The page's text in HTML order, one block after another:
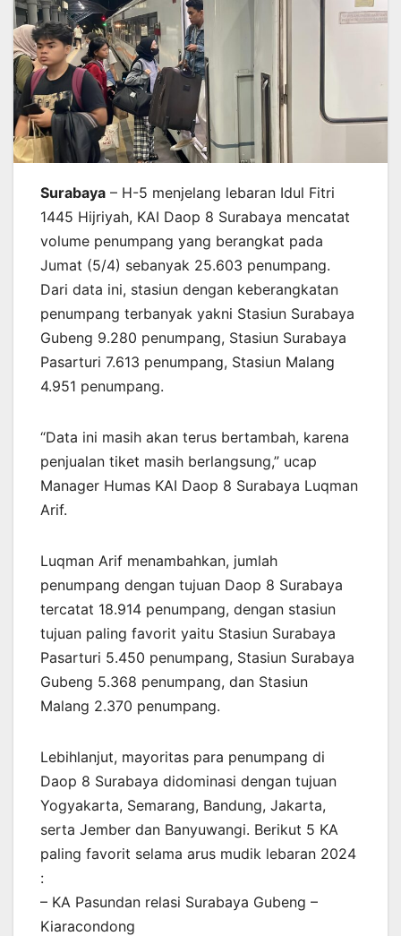
Surabaya – H-5 menjelang lebaran Idul Fitri
1445 Hijriyah, KAI Daop 8 Surabaya mencatat
volume penumpang yang berangkat pada
Jumat (5/4) sebanyak 25.603 penumpang.
Dari data ini, stasiun dengan keberangkatan
penumpang terbanyak yakni Stasiun Surabaya
Gubeng 9.280 penumpang, Stasiun Surabaya
Pasarturi 7.613 penumpang, Stasiun Malang
4.951 penumpang.
“Data ini masih akan terus bertambah, karena
penjualan tiket masih berlangsung,” ucap
Manager Humas KAI Daop 8 Surabaya Luqman
Arif.
Luqman Arif menambahkan, jumlah
penumpang dengan tujuan Daop 8 Surabaya
tercatat 18.914 penumpang, dengan stasiun
tujuan paling favorit yaitu Stasiun Surabaya
Pasarturi 5.450 penumpang, Stasiun Surabaya
Gubeng 5.368 penumpang, dan Stasiun
Malang 2.370 penumpang.
Lebihlanjut, mayoritas para penumpang di
Daop 8 Surabaya didominasi dengan tujuan
Yogyakarta, Semarang, Bandung, Jakarta,
serta Jember dan Banyuwangi. Berikut 5 KA
paling favorit selama arus mudik lebaran 2024
:
– KA Pasundan relasi Surabaya Gubeng –
Kiaracondong